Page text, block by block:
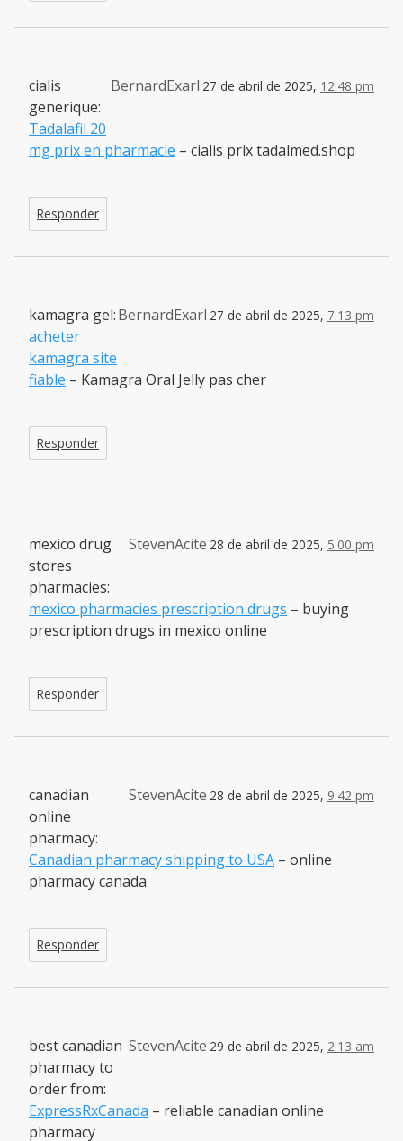
BernardExarl 27 de abril de 2025, 12:48 pm
cialis
generique:
Tadalafil 20
mg prix en pharmacie – cialis prix tadalmed.shop
Responder
BernardExarl 27 de abril de 2025, 7:13 pm
kamagra gel:
acheter
kamagra site
fiable – Kamagra Oral Jelly pas cher
Responder
StevenAcite 28 de abril de 2025, 5:00 pm
mexico drug
stores
pharmacies:
mexico pharmacies prescription drugs – buying
prescription drugs in mexico online
Responder
StevenAcite 28 de abril de 2025, 9:42 pm
canadian
online
pharmacy:
Canadian pharmacy shipping to USA – online
pharmacy canada
Responder
StevenAcite 29 de abril de 2025, 2:13 am
best canadian
pharmacy to
order from:
ExpressRxCanada – reliable canadian online
pharmacy